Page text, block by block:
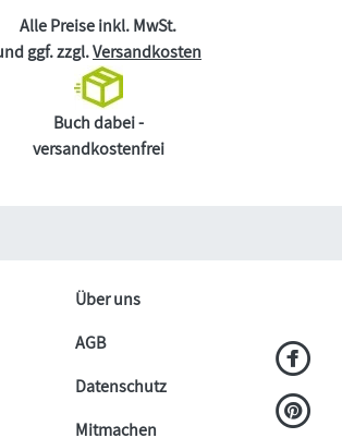
Alle Preise inkl. MwSt.
ggf. zzgl.Versandkosten
Buch dabei -
versandkostenfrei
Über uns
AGB
Datenschutz
Mitmachen